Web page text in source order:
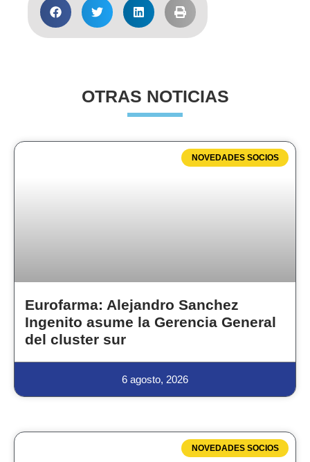
OTRAS NOTICIAS
NOVEDADES SOCIOS
Eurofarma: Alejandro Sanchez
Ingenito asume la Gerencia General
del cluster sur
6 agosto, 2026
NOVEDADES SOCIOS